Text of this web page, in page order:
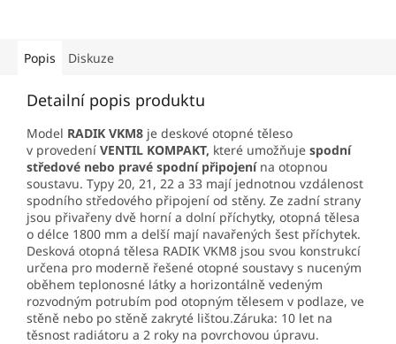
Popis Diskuze
Detailní popis produktu
Model RADIK VKM8 je deskové otopné těleso
v provedení VENTIL KOMPAKT, které umožňuje spodní
středové nebo pravé spodní připojenína otopnou
soustavu. Typy 20, 21, 22 a 33 mají jednotnou vzdálenost
spodního středového připojení od stěny. Ze zadní strany
jsou přivařeny dvě horní a dolní příchytky, otopná tělesa
o délce 1800 mm a delší mají navařených šest příchytek.
Desková otopná tělesa RADIK VKM8 jsou svou konstrukcí
určena pro moderně řešené otopné soustavy s nuceným
oběhem teplonosné látky a horizontálně vedeným
rozvodným potrubím pod otopným tělesem v podlaze, ve
stěně nebo po stěně zakryté lištou.Záruka: 10 let na
těsnost radiátoru a 2 roky na povrchovou úpravu.